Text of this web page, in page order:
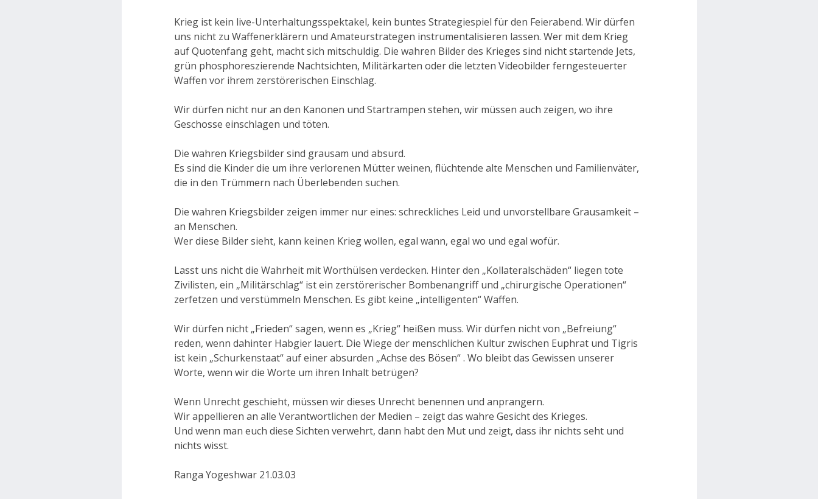
Krieg ist kein live-Unterhaltungsspektakel, kein buntes Strategiespiel für den Feierabend. Wir dürfen
uns nicht zu Waffenerklärern und Amateurstrategen instrumentalisieren lassen. Wer mit dem Krieg
auf Quotenfang geht, macht sich mitschuldig. Die wahren Bilder des Krieges sind nicht startende Jets,
grün phosphoreszierende Nachtsichten, Militärkarten oder die letzten Videobilder ferngesteuerter
Waffen vor ihrem zerstörerischen Einschlag.
Wir dürfen nicht nur an den Kanonen und Startrampen stehen, wir müssen auch zeigen, wo ihre
Geschosse einschlagen und töten.
Die wahren Kriegsbilder sind grausam und absurd.
Es sind die Kinder die um ihre verlorenen Mütter weinen, flüchtende alte Menschen und Familienväter,
die in den Trümmern nach Überlebenden suchen.
Die wahren Kriegsbilder zeigen immer nur eines: schreckliches Leid und unvorstellbare Grausamkeit –
an Menschen.
Wer diese Bilder sieht, kann keinen Krieg wollen, egal wann, egal wo und egal wofür.
Lasst uns nicht die Wahrheit mit Worthülsen verdecken. Hinter den „Kollateralschäden“ liegen tote
Zivilisten, ein „Militärschlag“ ist ein zerstörerischer Bombenangriff und „chirurgische Operationen“
zerfetzen und verstümmeln Menschen. Es gibt keine „intelligenten“ Waffen.
Wir dürfen nicht „Frieden“ sagen, wenn es „Krieg“ heißen muss. Wir dürfen nicht von „Befreiung“
reden, wenn dahinter Habgier lauert. Die Wiege der menschlichen Kultur zwischen Euphrat und Tigris
ist kein „Schurkenstaat“ auf einer absurden „Achse des Bösen“ . Wo bleibt das Gewissen unserer
Worte, wenn wir die Worte um ihren Inhalt betrügen?
Wenn Unrecht geschieht, müssen wir dieses Unrecht benennen und anprangern.
Wir appellieren an alle Verantwortlichen der Medien – zeigt das wahre Gesicht des Krieges.
Und wenn man euch diese Sichten verwehrt, dann habt den Mut und zeigt, dass ihr nichts seht und
nichts wisst.
Ranga Yogeshwar 21.03.03